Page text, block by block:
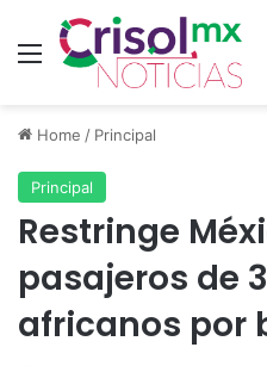
Menu
Home / Principal
Principal
Restringe
pasajeros de
africanos por